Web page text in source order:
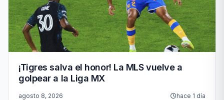
¡Tigres salva el honor! La MLS vuelve a
golpear a la Liga MX
agosto 8, 2026 hace 1 día